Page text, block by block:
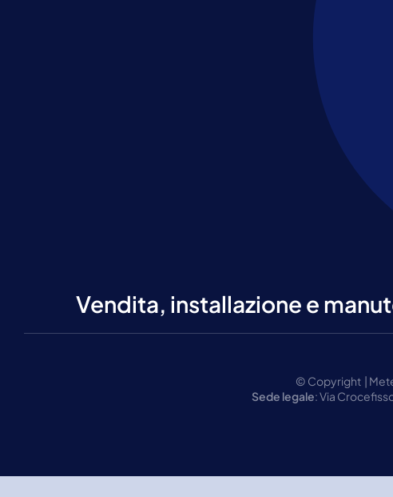
Vendita, installazione e
© Copyright |
Sede legale: Via